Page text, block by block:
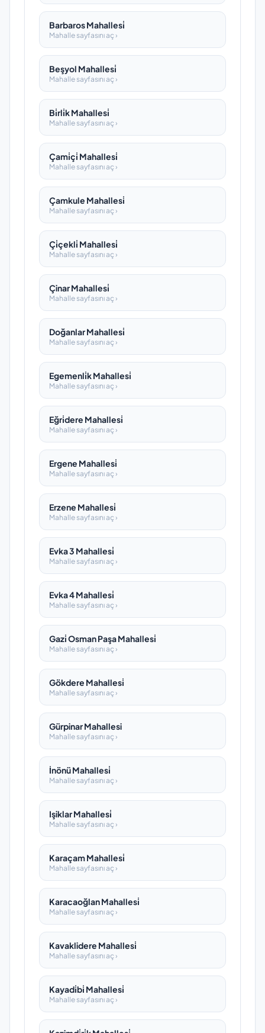
Barbaros Mahallesi̇
Mahalle sayfasını aç ›
Beşyol Mahallesi̇
Mahalle sayfasını aç ›
Bi̇rli̇k Mahallesi̇
Mahalle sayfasını aç ›
Çami̇çi̇ Mahallesi̇
Mahalle sayfasını aç ›
Çamkule Mahallesi̇
Mahalle sayfasını aç ›
Çi̇çekli̇ Mahallesi̇
Mahalle sayfasını aç ›
Çinar Mahallesi̇
Mahalle sayfasını aç ›
Doğanlar Mahallesi̇
Mahalle sayfasını aç ›
Egemenli̇k Mahallesi̇
Mahalle sayfasını aç ›
Eğri̇dere Mahallesi̇
Mahalle sayfasını aç ›
Ergene Mahallesi̇
Mahalle sayfasını aç ›
Erzene Mahallesi̇
Mahalle sayfasını aç ›
Evka 3 Mahallesi̇
Mahalle sayfasını aç ›
Evka 4 Mahallesi̇
Mahalle sayfasını aç ›
Gazi̇ Osman Paşa Mahallesi̇
Mahalle sayfasını aç ›
Gökdere Mahallesi̇
Mahalle sayfasını aç ›
Gürpinar Mahallesi
Mahalle sayfasını aç ›
İnönü Mahallesi̇
Mahalle sayfasını aç ›
Işiklar Mahallesi̇
Mahalle sayfasını aç ›
Karaçam Mahallesi̇
Mahalle sayfasını aç ›
Karacaoğlan Mahallesi̇
Mahalle sayfasını aç ›
Kavaklidere Mahallesi̇
Mahalle sayfasını aç ›
Kayadi̇bi̇ Mahallesi̇
Mahalle sayfasını aç ›